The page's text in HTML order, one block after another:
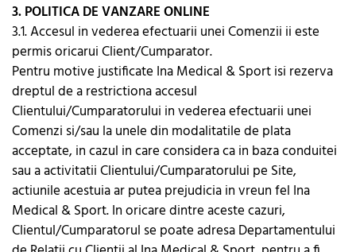
3. POLITICA DE VANZARE ONLINE
3.1. Accesul in vederea efectuarii unei Comenzii ii este
permis oricarui Client/Cumparator.
Pentru motive justificate Ina Medical & Sport isi rezerva
dreptul de a restrictiona accesul
Clientului/Cumparatorului in vederea efectuarii unei
Comenzi si/sau la unele din modalitatile de plata
acceptate, in cazul in care considera ca in baza conduitei
sau a activitatii Clientului/Cumparatorului pe Site,
actiunile acestuia ar putea prejudicia in vreun fel Ina
Medical & Sport. In oricare dintre aceste cazuri,
Clientul/Cumparatorul se poate adresa Departamentului